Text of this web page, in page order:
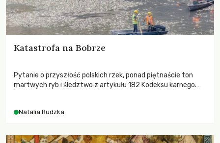
Katastrofa na Bobrze
Pytanie o przyszłość polskich rzek, ponad piętnaście ton
martwych ryb i śledztwo z artykułu 182 Kodeksu karnego.
zdarzeń prowadzących do biologicznej śmierci rzeki.
Natalia Rudzka